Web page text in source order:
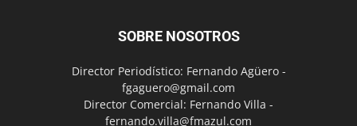
SOBRE NOSOTROS
Director Periodístico: Fernando Agüero -
fgaguero@gmail.com
Director Comercial: Fernando Villa -
fernando.villa@fmazul.com